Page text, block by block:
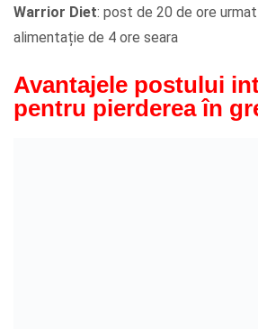
Warrior Diet: post de 20 de ore
alimentație de 4 ore seara
Avantajele postului
pentru pierderea în